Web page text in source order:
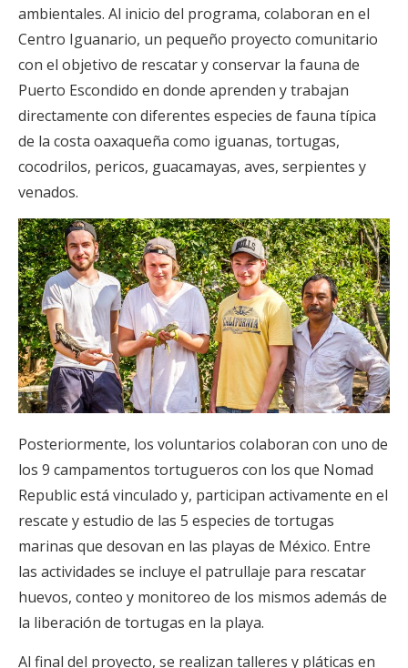
ambientales. Al inicio del programa, colaboran en el
Centro Iguanario, un pequeño proyecto comunitario
con el objetivo de rescatar y conservar la fauna de
Puerto Escondido en donde aprenden y trabajan
directamente con diferentes especies de fauna típica
de la costa oaxaqueña como iguanas, tortugas,
cocodrilos, pericos, guacamayas, aves, serpientes y
venados.
Posteriormente, los voluntarios colaboran con uno de
los 9 campamentos tortugueros con los que Nomad
Republic está vinculado y, participan activamente en el
rescate y estudio de las 5 especies de tortugas
marinas que desovan en las playas de México. Entre
las actividades se incluye el patrullaje para rescatar
huevos, conteo y monitoreo de los mismos además de
la liberación de tortugas en la playa.
Al final del proyecto, se realizan talleres y pláticas en